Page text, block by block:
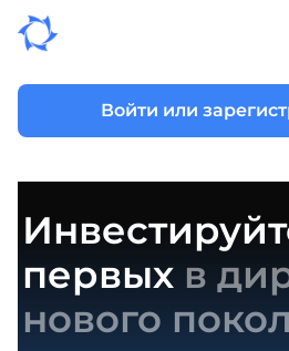
Войти или
первых в
нового